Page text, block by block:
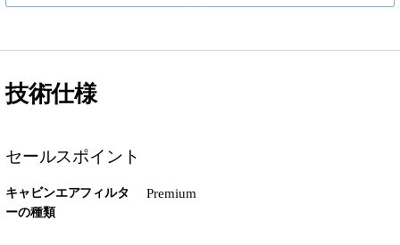
技術仕様
セールスポイント
キャビンエアフィルタ
ーの種類
Premium